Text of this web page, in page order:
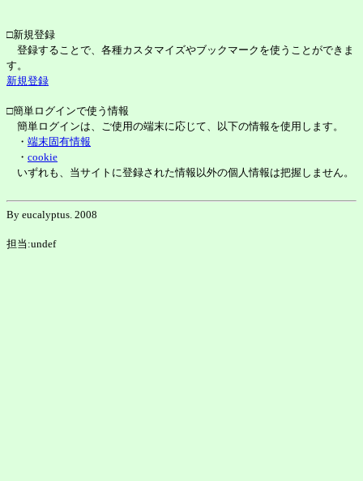
□新規登録
登録することで、各種カスタマイズやブックマークを使うことができま
す。
新規登録
□簡単ログインで使う情報
簡単ログインは、ご使用の端末に応じて、以下の情報を使用します。
・ 端末固有情報
・ cookie
いずれも、当サイトに登録された情報以外の個人情報は把握しません。
By eucalyptus. 2008
担当:undef